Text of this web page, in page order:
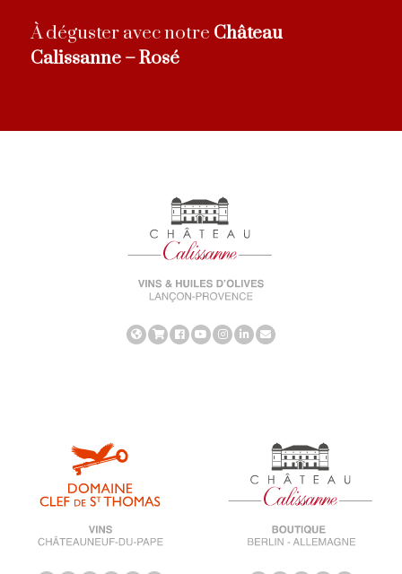
À déguster avec notre Château
Calissanne – Rosé